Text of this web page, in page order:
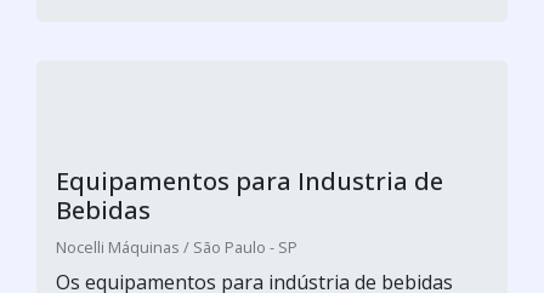
Equipamentos para Industria de
Bebidas
Nocelli Máquinas / São Paulo - SP
Os equipamentos para indústria de bebidas